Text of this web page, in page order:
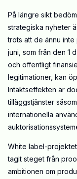
På längre sikt
strategiska nyheter
trots att de ännu
juni, som från den 1
och offentligt
legitimationer, kan
Intäktseffekten är
tilläggstjänster
internationella
White label-
tagit steget från
ambitionen om